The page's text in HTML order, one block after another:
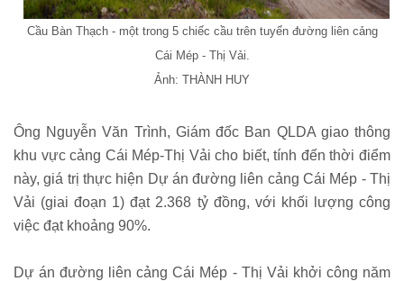
Cầu Bàn Thạch - một trong 5 chiếc cầu trên tuyến đường liên cảng
Cái Mép - Thị Vải.
Ảnh: THÀNH HUY
Ông Nguyễn Văn Trình, Giám đốc Ban QLDA giao thông
khu vực cảng Cái Mép-Thị Vải cho biết, tính đến thời điểm
này, giá trị thực hiện Dự án đường liên cảng Cái Mép - Thị
Vải (giai đoạn 1) đạt 2.368 tỷ đồng, với khối lượng công
việc đạt khoảng 90%.
Dự án đường liên cảng Cái Mép - Thị Vải khởi công năm